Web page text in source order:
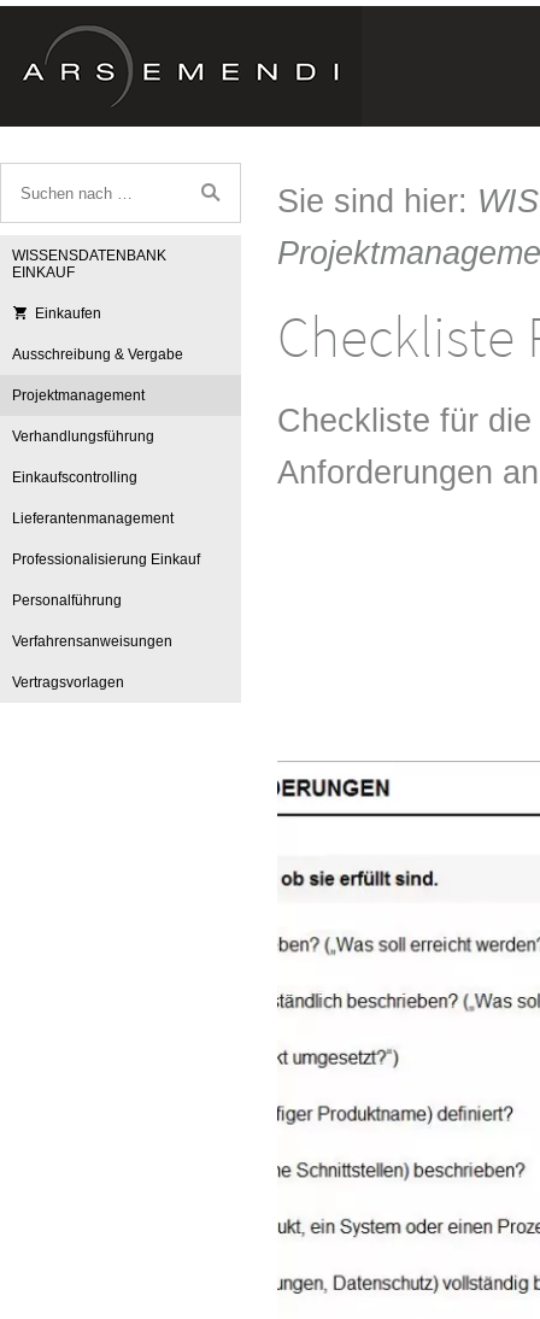
WISSENSDATENBANK
EINKAUF
Einkaufen
Ausschreibung & Vergabe
Projektmanagement
Verhandlungsführung
Einkaufscontrolling
Lieferantenmanagement
Professionalisierung Einkauf
Personalführung
Verfahrensanweisungen
Vertragsvorlagen
Sie sind hier:
Checkliste
Checkliste für
Anforderungen